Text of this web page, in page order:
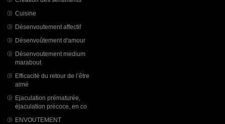
Cuisine
Désenvoutement affectif
Désenvoûtement d'amour
Désenvoutement medium
marabout
Efficacité du retour de l’être
aimé
Ejaculation prématurée,
éjaculation précoce, en co
ENVOUTEMENT